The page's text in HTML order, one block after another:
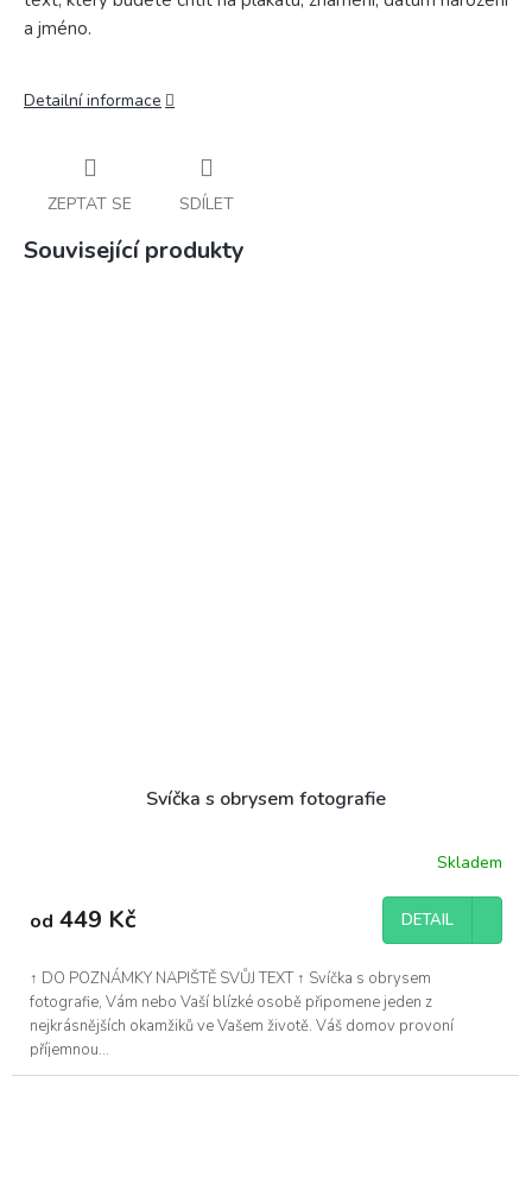
a jméno.
Detailní informace
ZEPTAT SE SDÍLET
Související produkty
Svíčka s obrysem fotografie
produktu
je
z
5
hvězdiček.
Skladem
od 449 Kč DETAIL
↑ DO POZNÁMKY NAPIŠTĚ SVŮJ TEXT ↑ Svíčka s obrysem
fotografie, Vám nebo Vaší blízké osobě připomene jeden z
nejkrásnějších okamžiků ve Vašem životě. Váš domov provoní
příjemnou...